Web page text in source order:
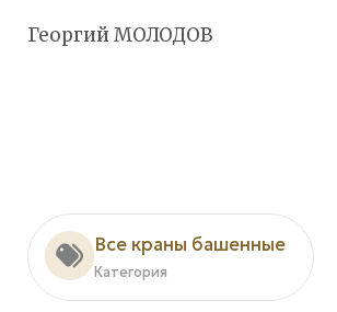
Георгий МОЛОДОВ
Все краны башенные
Категория